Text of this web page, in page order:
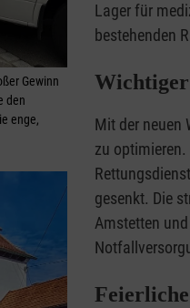
Gewinn
den
enge,
Lager für
bestehenden
Mit der neuen
zu
gesenkt. Die
Amstetten